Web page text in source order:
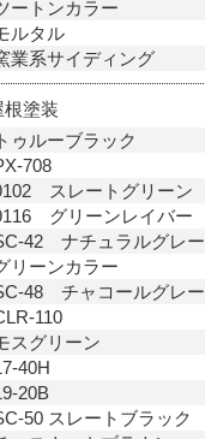
ートンカラー
ルタル
業系サイディング
根塗装
トゥルーブラック
708
スレートグリーン
グリーンレイバー
42 ナチュラルグレー
リーンカラー
48 チャコールグレー
110
スグリーン
40H
20B
50 スレートブラック